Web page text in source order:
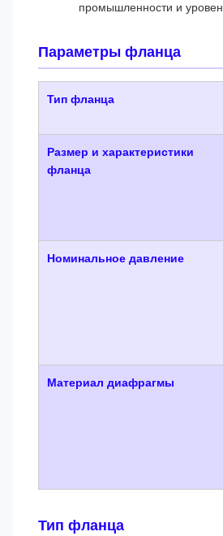
промышленности и
Параметры фланца
Тип фланца
Размер и характеристики
фланца
Номинальное давление
Материал диафрагмы
Тип фланца